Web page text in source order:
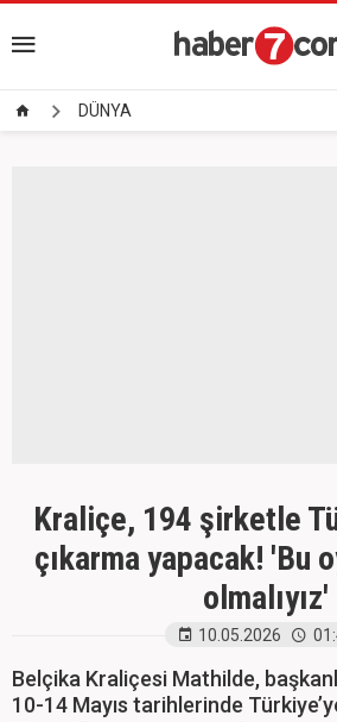
DÜNYA
Kraliçe, 194 şirketle
çıkarma yapacak! 'Bu
olmalıyız'
10.05.2026
Belçika Kraliçesi Mathilde,
10-14 Mayıs tarihlerinde